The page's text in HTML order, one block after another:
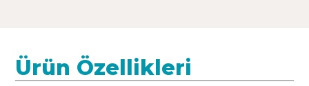
Ürün Özellikleri